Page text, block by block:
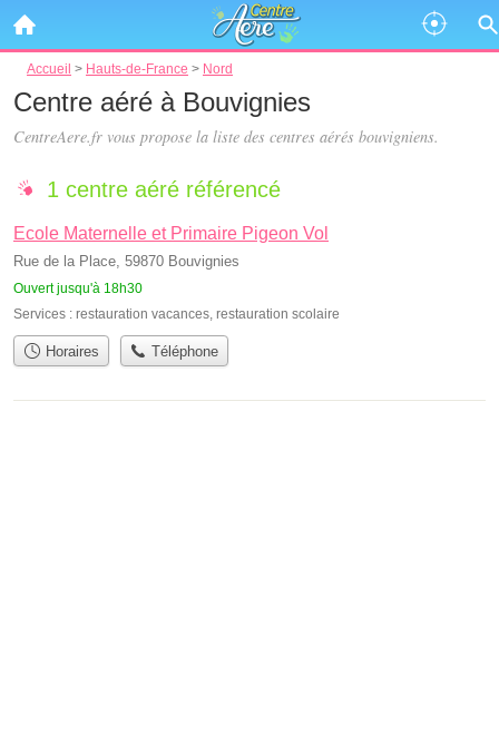
Accueil > Hauts-de-France > Nord
Centre aéré à Bouvignies
CentreAere.fr vous propose la liste des centres aérés bouvigniens.
1 centre aéré référencé
Ecole Maternelle et Primaire Pigeon Vol
Rue de la Place, 59870 Bouvignies
Ouvert jusqu'à 18h30
Services : restauration vacances, restauration scolaire
Horaires Téléphone